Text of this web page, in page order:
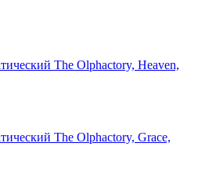
The Olphactory, Heaven,
The Olphactory, Grace,